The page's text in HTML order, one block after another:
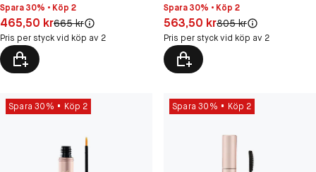
Spara 30% • Köp 2
Pris: 465,50 kr
465,50 krOriginal pris:
665 kr
Pris per styck vid köp av 2
Spara 30% • Köp 2
Pris: 563,50 kr
563,50 krOriginal pris:
805 kr
Pris per styck vid köp av 2
Spara 30% Köp 2 Spara 30% Köp 2